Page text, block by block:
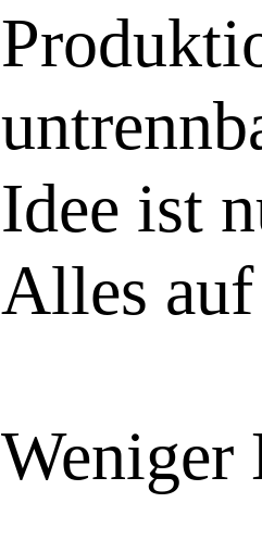
Idee ist
Alles
Weniger